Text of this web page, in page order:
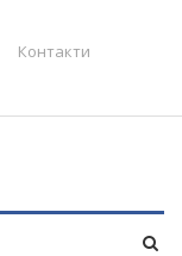
Контакти